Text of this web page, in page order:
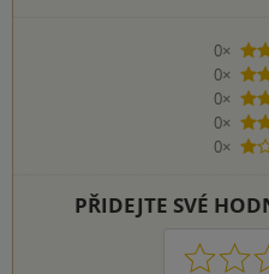
0×
0×
0×
0×
2
0×
1
PŘIDEJTE SVÉ
1 2 3 4